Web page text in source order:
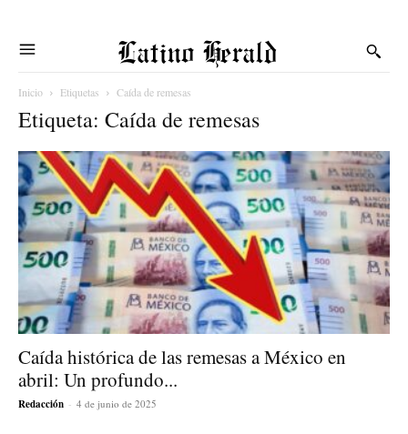
Latino Herald
Inicio Etiquetas Caída de remesas
Etiqueta: Caída de remesas
Caída histórica de las remesas a México en
abril: Un profundo...
Redacción - 4 de junio de 2025